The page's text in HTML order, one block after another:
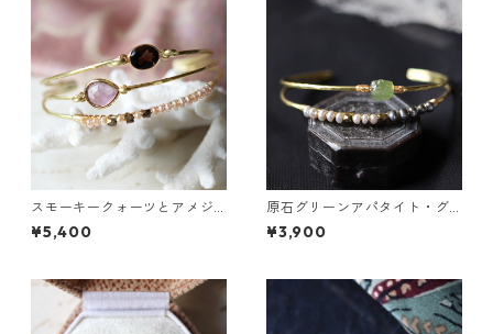
スモーキークォーツとアメジ
ストの真鍮3連バングル
¥5,400
原石グリーンアパタイト・グ
レーパールの2連バングル
¥3,900